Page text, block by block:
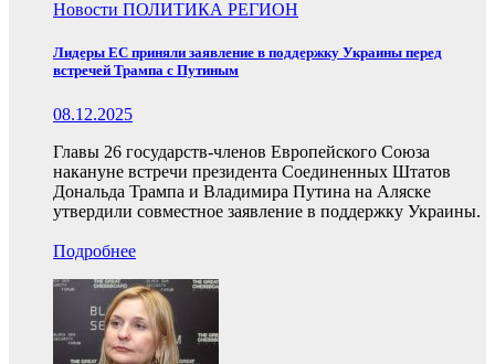
Новости ПОЛИТИКА РЕГИОН
Лидеры ЕС приняли заявление в поддержку Украины перед
встречей Трампа с Путиным
08.12.2025
Главы 26 государств-членов Европейского Союза
накануне встречи президента Соединенных Штатов
Дональда Трампа и Владимира Путина на Аляске
утвердили совместное заявление в поддержку Украины.
Подробнее